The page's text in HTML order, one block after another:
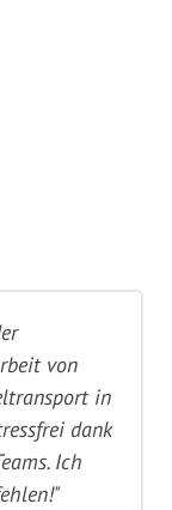
von
in
dank
Ich